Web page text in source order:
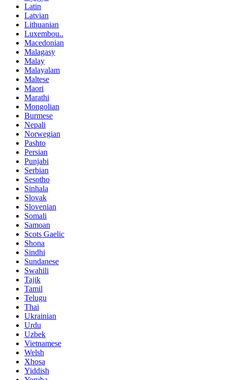
Latin
Latvian
Lithuanian
Luxembou..
Macedonian
Malagasy
Malay
Malayalam
Maltese
Maori
Marathi
Mongolian
Burmese
Nepali
Norwegian
Pashto
Persian
Punjabi
Serbian
Sesotho
Sinhala
Slovak
Slovenian
Somali
Samoan
Scots Gaelic
Shona
Sindhi
Sundanese
Swahili
Tajik
Tamil
Telugu
Thai
Ukrainian
Urdu
Uzbek
Vietnamese
Welsh
Xhosa
Yiddish